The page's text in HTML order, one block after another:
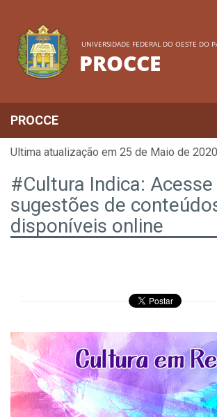
UNIVERSIDADE FEDERAL DO OESTE DO
PROCCE
PROCCE
Ultima atualização em 25 de Maio de
#Cultura Indica: Acesse
sugestões de
disponíveis online